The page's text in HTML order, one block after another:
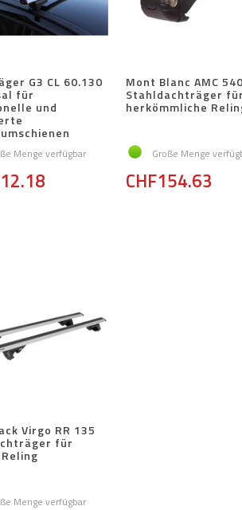
G3 CL 60.130
für
und
Menge verfügbar
Mont Blanc AMC
Stahldachträger für
herkömmliche
Große Menge
CHF154.63
Virgo RR 135
für
Menge verfügbar